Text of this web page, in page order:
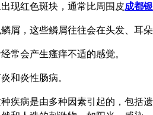
现红色斑块，通常比周围皮成都
屑，这些鳞屑往往会在头发、耳
常会产生瘙痒不适的感觉。
和炎性肠病。
疾病是由多种因素引起的，包括